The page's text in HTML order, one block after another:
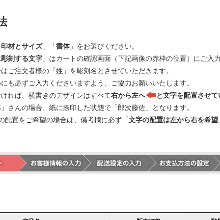
印材とサイズ」「書体」をお選びください。
刻する文字 」はカートの確認画面（下記画像の赤枠の位置）にご入
ご注文者様の「姓」を彫刻名とさせていただきます。
も必ずご入力くださいますよう、ご協力お願いいたします。
れば、横書きのデザインはすべて右から左へ
と文字を配置させ
さんの場合、紙に捺印した状態で「郎次藤佐」となります。
配置をご希望の場合は、備考欄に必ず「文字の配置は左から右を希望